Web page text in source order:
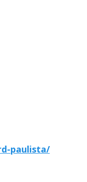
paulista/